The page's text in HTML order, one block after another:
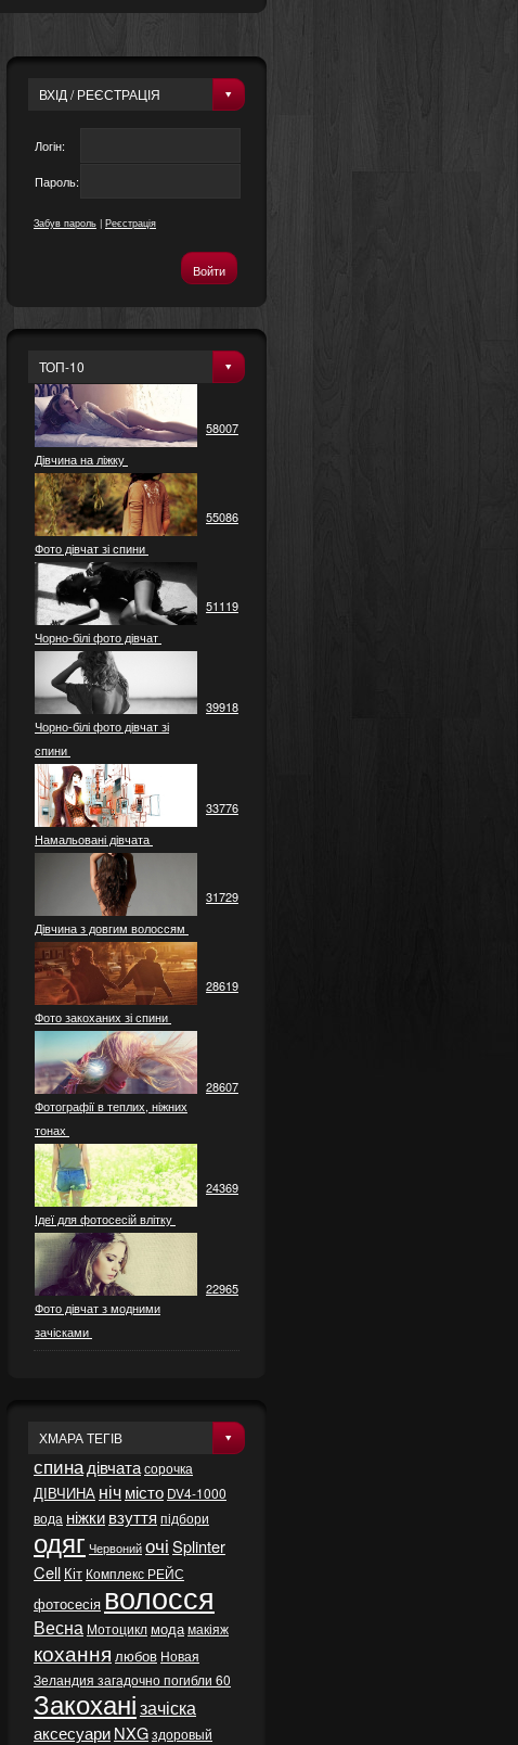
ВХІД / РЕЄСТРАЦІЯ
Логін:
Пароль:
Забув пароль | Реєстрація
ТОП-10
Дівчина на ліжку
58007
Фото дівчат зі спини
55086
Чорно-білі фото дівчат
51119
Чорно-білі фото дівчат зі
спини
39918
Намальовані дівчата
33776
Дівчина з довгим волоссям
31729
Фото закоханих зі спини
28619
Фотографії в теплих, ніжних
тонах
28607
Ідеї ​​для фотосесій влітку
24369
Фото дівчат з модними
зачісками
22965
ХМАРА ТЕГІВ
спинадівчатасорочка
ДІВЧИНА нічмісто DV4-1000
вода ніжкивзуття підбори
одяг Червоний очіSplinter
Cell Кіт Комплекс РЕЙС
фотосесія волосся
Весна Мотоцикл модамакіяж
кохання любов Новая
Зеландия загадочно погибли 60
Закоханізачіска
аксесуариNXGздоровый